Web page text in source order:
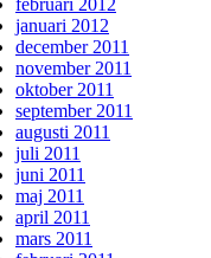
januari 2012
december 2011
november 2011
oktober 2011
september 2011
augusti 2011
juli 2011
juni 2011
maj 2011
april 2011
mars 2011